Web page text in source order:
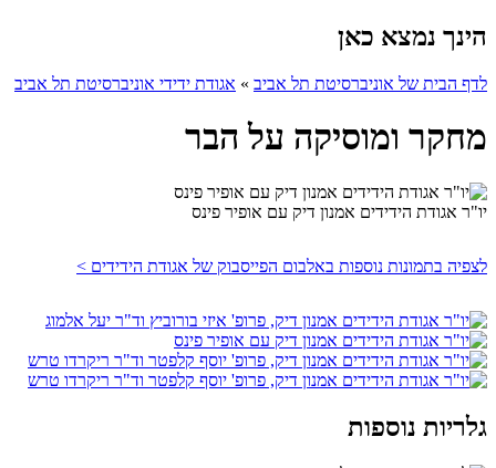
הינך נמצא כאן
לדף הבית של אוניברסיטת תל אביב » אגודת ידידי אוניברסיטת תל אביב
מחקר ומוסיקה על הבר
יו"ר אגודת הידידים אמנון דיק עם אופיר פינס
לצפיה בתמונות נוספות באלבום הפייסבוק של אגודת הידידים >
גלריות נוספות